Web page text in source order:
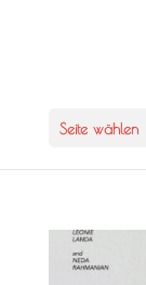
Seite wählen